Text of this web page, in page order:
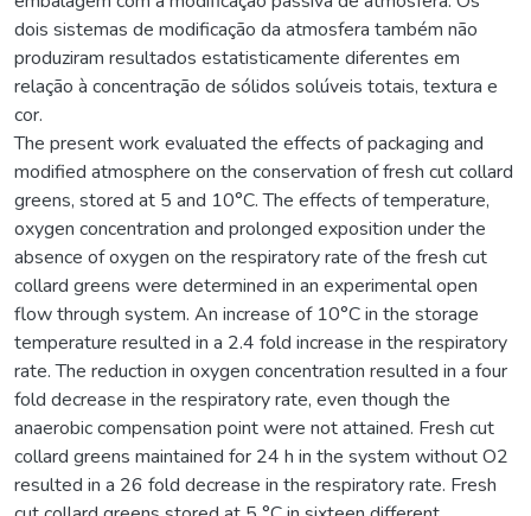
dois sistemas de modificação da atmosfera também não
produziram resultados estatisticamente diferentes em
relação à concentração de sólidos solúveis totais, textura e
cor.
The present work evaluated the effects of packaging and
modified atmosphere on the conservation of fresh cut collard
greens, stored at 5 and 10°C. The effects of temperature,
oxygen concentration and prolonged exposition under the
absence of oxygen on the respiratory rate of the fresh cut
collard greens were determined in an experimental open
flow through system. An increase of 10°C in the storage
temperature resulted in a 2.4 fold increase in the respiratory
rate. The reduction in oxygen concentration resulted in a four
fold decrease in the respiratory rate, even though the
anaerobic compensation point were not attained. Fresh cut
collard greens maintained for 24 h in the system without O2
resulted in a 26 fold decrease in the respiratory rate. Fresh